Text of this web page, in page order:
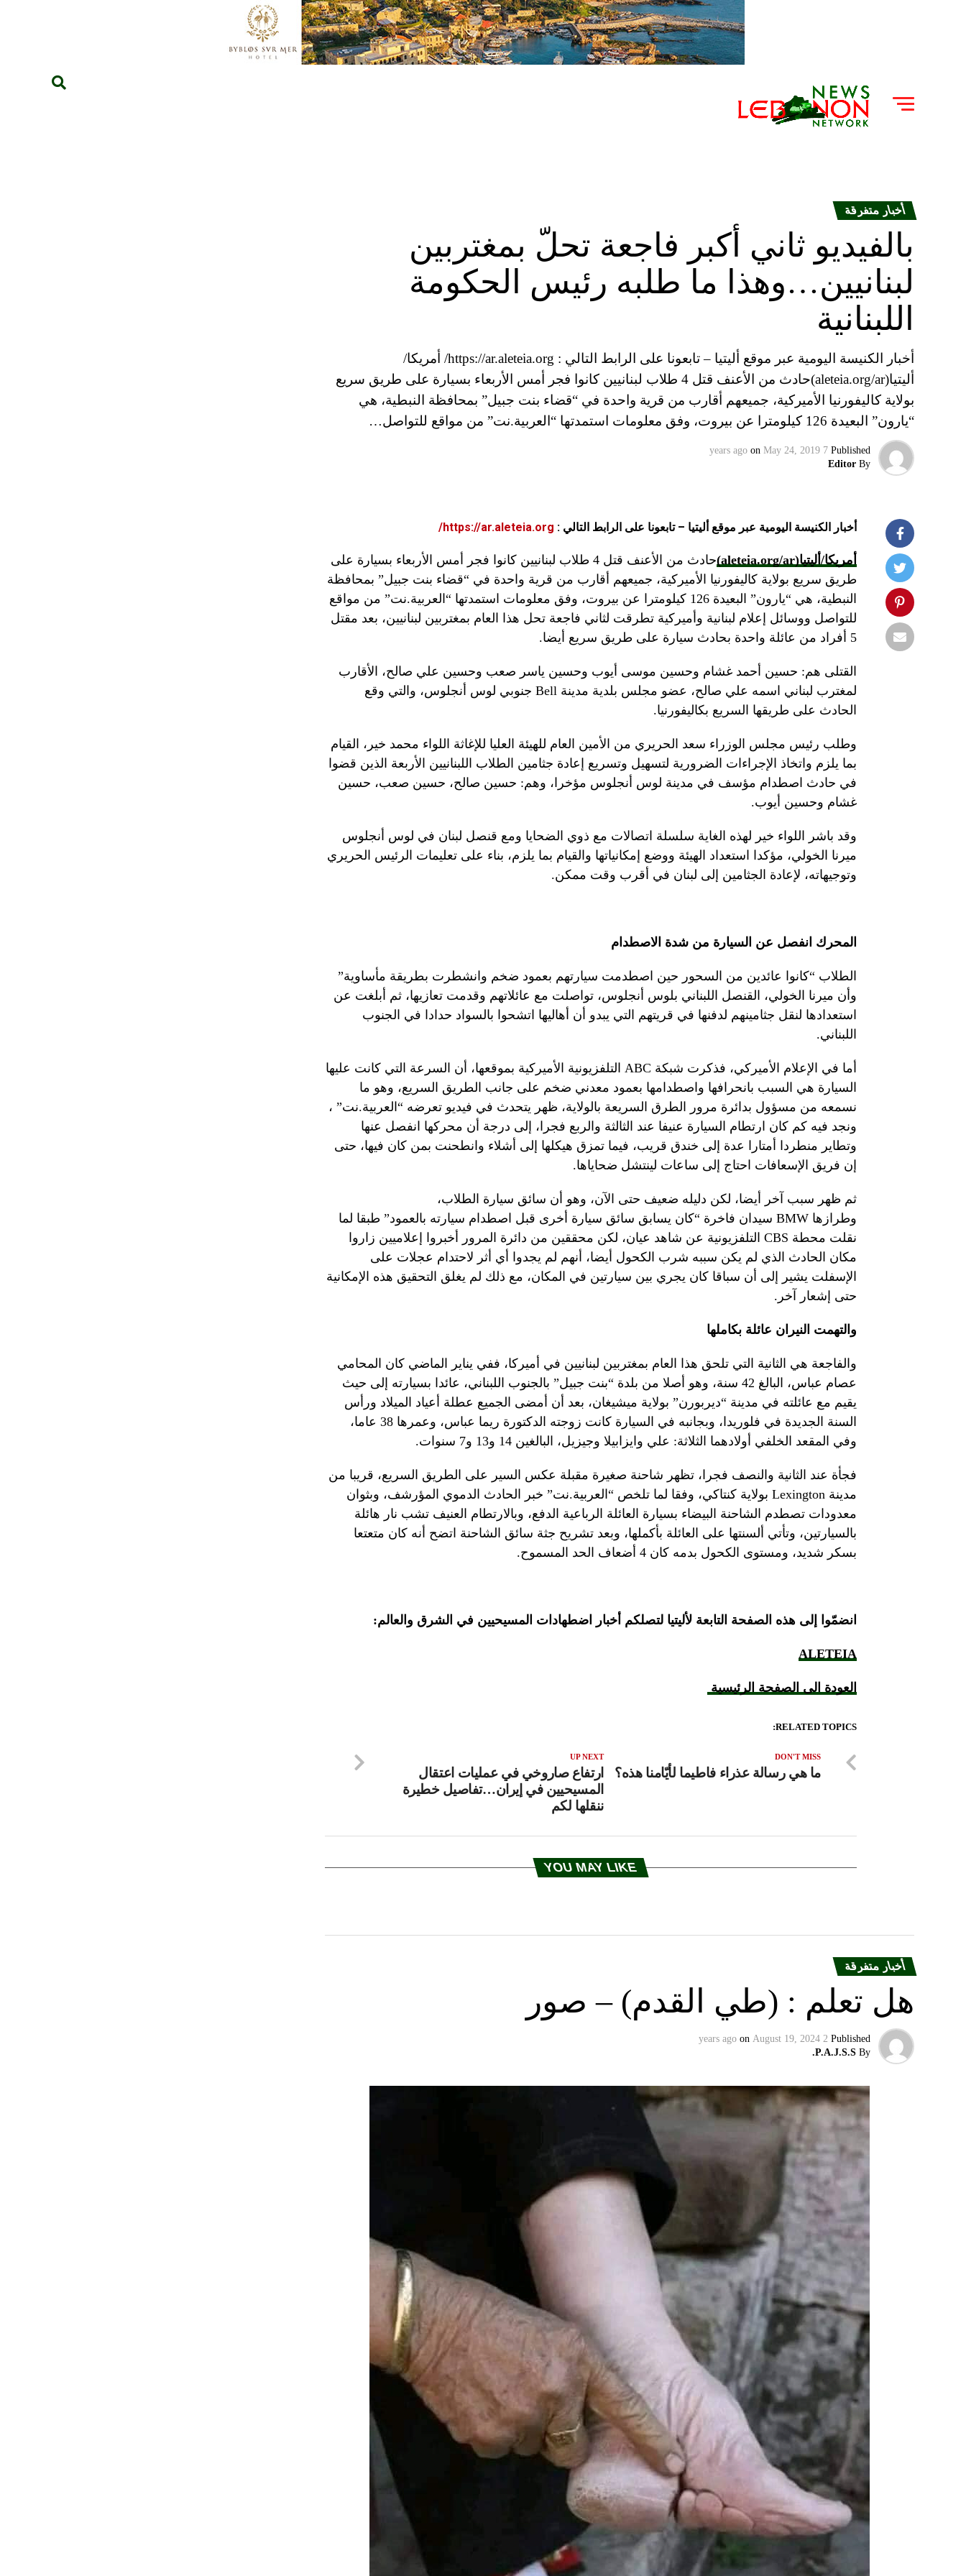
أخبار متفرقة
بالفيديو ثاني أكبر فاجعة تحلّ بمغتربين
لبنانيين…وهذا ما طلبه رئيس الحكومة
اللبنانية
أخبار الكنيسة اليومية عبر موقع أليتيا – تابعونا على الرابط التالي : https://ar.aleteia.org/ أمريكا/
أليتيا(aleteia.org/ar)حادث من الأعنف قتل 4 طلاب لبنانيين كانوا فجر أمس الأربعاء بسيارة على طريق سريع
بولاية كاليفورنيا الأميركية، جميعهم أقارب من قرية واحدة في “قضاء بنت جبيل” بمحافظة النبطية، هي
“يارون” البعيدة 126 كيلومترا عن بيروت، وفق معلومات استمدتها “العربية.نت” من مواقع للتواصل…
Published
7 years ago
on May 24, 2019
By
Editor
أخبار الكنيسة اليومية عبر موقع أليتيا – تابعونا على الرابط التالي :
https://ar.aleteia.org/
أمريكا/أليتيا(aleteia.org/ar)
حادث من الأعنف قتل 4 طلاب لبنانيين كانوا فجر أمس الأربعاء بسيارة على
طريق سريع بولاية كاليفورنيا الأميركية، جميعهم أقارب من قرية واحدة في “قضاء بنت جبيل” بمحافظة
النبطية، هي “يارون” البعيدة 126 كيلومترا عن بيروت، وفق معلومات استمدتها “العربية.نت” من مواقع
للتواصل ووسائل إعلام لبنانية وأميركية تطرقت لثاني فاجعة تحل هذا العام بمغتربين لبنانيين، بعد مقتل
5 أفراد من عائلة واحدة بحادث سيارة على طريق سريع أيضا.
القتلى هم: حسين أحمد غشام وحسين موسى أيوب وحسين ياسر صعب وحسين علي صالح، الأقارب
لمغترب لبناني اسمه علي صالح، عضو مجلس بلدية مدينة Bell جنوبي لوس أنجلوس، والتي وقع
الحادث على طريقها السريع بكاليفورنيا.
وطلب رئيس مجلس الوزراء سعد الحريري من الأمين العام للهيئة العليا للإغاثة اللواء محمد خير، القيام
بما يلزم واتخاذ الإجراءات الضرورية لتسهيل وتسريع إعادة جثامين الطلاب اللبنانيين الأربعة الذين قضوا
في حادث اصطدام مؤسف في مدينة لوس أنجلوس مؤخرا، وهم: حسين صالح، حسين صعب، حسين
غشام وحسين أيوب.
وقد باشر اللواء خير لهذه الغاية سلسلة اتصالات مع ذوي الضحايا ومع قنصل لبنان في لوس أنجلوس
ميرنا الخولي، مؤكدا استعداد الهيئة ووضع إمكانياتها والقيام بما يلزم، بناء على تعليمات الرئيس الحريري
وتوجيهاته، لإعادة الجثامين إلى لبنان في أقرب وقت ممكن.
المحرك انفصل عن السيارة من شدة الاصطدام
الطلاب “كانوا عائدين من السحور حين اصطدمت سيارتهم بعمود ضخم وانشطرت بطريقة مأساوية”
وأن ميرنا الخولي، القنصل اللبناني بلوس أنجلوس، تواصلت مع عائلاتهم وقدمت تعازيها، ثم أبلغت عن
استعدادها لنقل جثامينهم لدفنها في قريتهم التي يبدو أن أهاليها اتشحوا بالسواد حدادا في الجنوب
اللبناني.
أما في الإعلام الأميركي، فذكرت شبكة ABC التلفزيونية الأميركية بموقعها، أن السرعة التي كانت عليها
السيارة هي السبب بانحرافها واصطدامها بعمود معدني ضخم على جانب الطريق السريع، وهو ما
نسمعه من مسؤول بدائرة مرور الطرق السريعة بالولاية، ظهر يتحدث في فيديو تعرضه “العربية.نت” ،
ونجد فيه كم كان ارتطام السيارة عنيفا عند الثالثة والربع فجرا، إلى درجة أن محركها انفصل عنها
وتطاير منطردا أمتارا عدة إلى خندق قريب، فيما تمزق هيكلها إلى أشلاء وانطحنت بمن كان فيها، حتى
إن فريق الإسعافات احتاج إلى ساعات لينتشل ضحاياها.
ثم ظهر سبب آخر أيضا، لكن دليله ضعيف حتى الآن، وهو أن سائق سيارة الطلاب،
وطرازها BMW سيدان فاخرة “كان يسابق سائق سيارة أخرى قبل اصطدام سيارته بالعمود” طبقا لما
نقلت محطة CBS التلفزيونية عن شاهد عيان، لكن محققين من دائرة المرور أخبروا إعلاميين زاروا
مكان الحادث الذي لم يكن سببه شرب الكحول أيضا، أنهم لم يجدوا أي أثر لاحتدام عجلات على
الإسفلت يشير إلى أن سباقا كان يجري بين سيارتين في المكان، مع ذلك لم يغلق التحقيق هذه الإمكانية
حتى إشعار آخر.
والتهمت النيران عائلة بكاملها
والفاجعة هي الثانية التي تلحق هذا العام بمغتربين لبنانيين في أميركا، ففي يناير الماضي كان المحامي
عصام عباس، البالغ 42 سنة، وهو أصلا من بلدة “بنت جبيل” بالجنوب اللبناني، عائدا بسيارته إلى حيث
يقيم مع عائلته في مدينة “ديربورن” بولاية ميشيغان، بعد أن أمضى الجميع عطلة أعياد الميلاد ورأس
السنة الجديدة في فلوريدا، وبجانبه في السيارة كانت زوجته الدكتورة ريما عباس، وعمرها 38 عاما،
وفي المقعد الخلفي أولادهما الثلاثة: علي وايزابيلا وجيزيل، البالغين 14 و13 و7 سنوات.
فجأة عند الثانية والنصف فجرا، تظهر شاحنة صغيرة مقبلة عكس السير على الطريق السريع، قريبا من
مدينة Lexington بولاية كنتاكي، وفقا لما تلخص “العربية.نت” خبر الحادث الدموي المؤرشف، وبثوان
معدودات تصطدم الشاحنة البيضاء بسيارة العائلة الرباعية الدفع، وبالارتطام العنيف تشب نار هائلة
بالسيارتين، وتأتي ألسنتها على العائلة بأكملها، وبعد تشريح جثة سائق الشاحنة اتضح أنه كان متعتعا
بسكر شديد، ومستوى الكحول بدمه كان 4 أضعاف الحد المسموح.
انضمّوا إلى هذه الصفحة التابعة لأليتيا لتصلكم أخبار اضطهادات المسيحيين في الشرق والعالم:
ALETEIA
العودة الى الصفحة الرئيسية
RELATED TOPICS:
UP NEXT
ارتفاع صاروخي في عمليات اعتقال
المسيحيين في إيران…تفاصيل خطيرة
ننقلها لكم
DON'T MISS
ما هي رسالة عذراء فاطيما لأيّامنا هذه؟
YOU MAY LIKE
أخبار متفرقة
هل تعلم : (طي القدم) – صور
Published
2 years ago
on August 19, 2024
By
P.A.J.S.S.